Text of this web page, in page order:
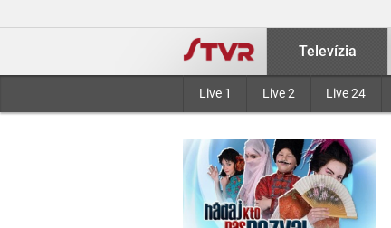
Televízia
Live 1 Live 2 Live 24